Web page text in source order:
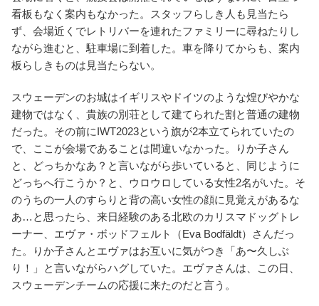
看板もなく案内もなかった。スタッフらしき人も見当たら
ず、会場近くでレトリバーを連れたファミリーに尋ねたりし
ながら進むと、駐車場に到着した。車を降りてからも、案内
板らしきものは見当たらない。
スウェーデンのお城はイギリスやドイツのような煌びやかな
建物ではなく、貴族の別荘として建てられた割と普通の建物
だった。その前にIWT2023という旗が2本立てられていたの
で、ここが会場であることは間違いなかった。りか子さん
と、どっちかなあ？と言いながら歩いていると、同じように
どっちへ行こうか？と、ウロウロしている女性2名がいた。そ
のうちの一人のすらりと背の高い女性の顔に見覚えがあるな
あ…と思ったら、来日経験のある北欧のカリスマドッグトレ
ーナー、エヴァ・ボッドフェルト（Eva Bodfäldt）さんだっ
た。りか子さんとエヴァはお互いに気がつき「あ〜久しぶ
り！」と言いながらハグしていた。エヴァさんは、この日、
スウェーデンチームの応援に来たのだと言う。